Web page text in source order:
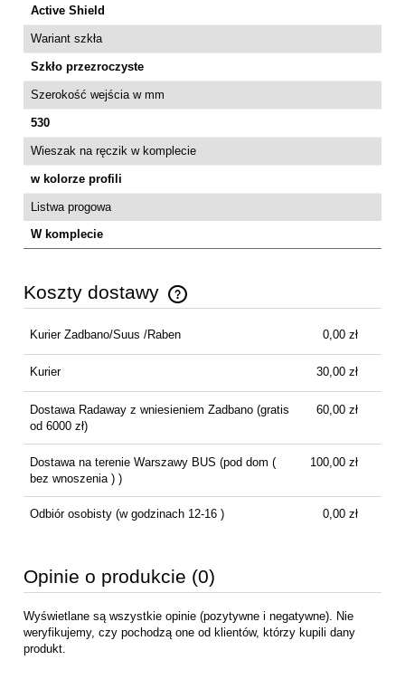
Active Shield
Wariant szkła
Szkło przezroczyste
Szerokość wejścia w mm
530
Wieszak na ręczik w komplecie
w kolorze profili
Listwa progowa
W komplecie
Koszty dostawy
Cena nie zawiera ewentualnych kosztów płatności
Kurier Zadbano/Suus /Raben 0,00 zł
Kurier 30,00 zł
Dostawa Radaway z wniesieniem Zadbano(gratis
od 6000 zł)
60,00 zł
Dostawa na terenie Warszawy BUS (pod dom (
bez wnoszenia ) )
100,00 zł
Odbiór osobisty(w godzinach 12-16 ) 0,00 zł
Opinie o produkcie (0)
Wyświetlane są wszystkie opinie (pozytywne i negatywne). Nie
weryfikujemy, czy pochodzą one od klientów, którzy kupili dany
produkt.